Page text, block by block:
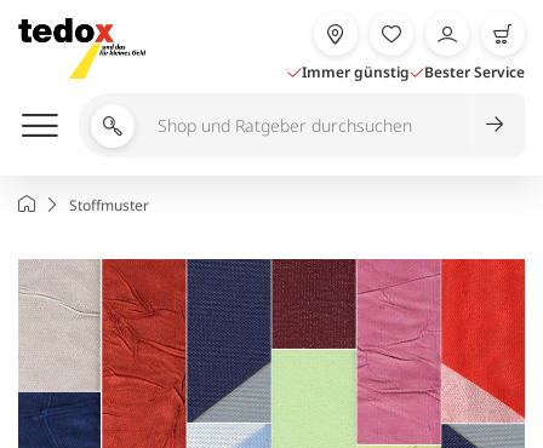
Inhalt
springen
Immer günstig Bester Service
Shop
Ratgeber
StartseiteStoffmuster